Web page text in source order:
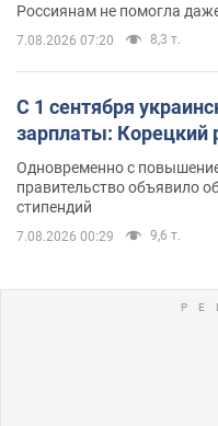
Россиянам не помогла
7.08.2026 07:20 8,3 т.
С 1 сентября
зарплаты: Корецкий
Одновременно с
правительство объявило
стипендий
7.08.2026 00:29 9,6 т.